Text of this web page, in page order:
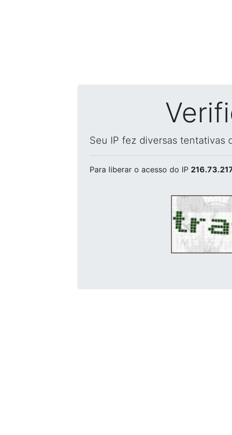
Seu IP fez diversas tentativas
Para liberar o acesso do IP